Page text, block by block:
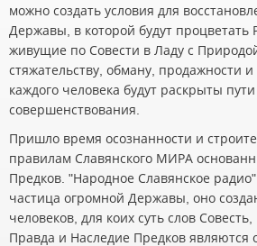
можно создать условия для
Державы, в которой будут процветать
живущие по Совести в Ладу с
стяжательству, обману, продажности
каждого человека будут раскрыты пути
совершенствования.
Пришло время осознанности и
правилам Славянского МИРА
Предков. "Народное Славянское
частица огромной Державы, оно
человеков, для коих суть слов
Правда и Наследие Предков являются